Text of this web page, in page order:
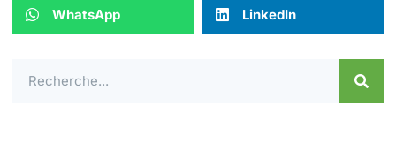
WhatsApp LinkedIn